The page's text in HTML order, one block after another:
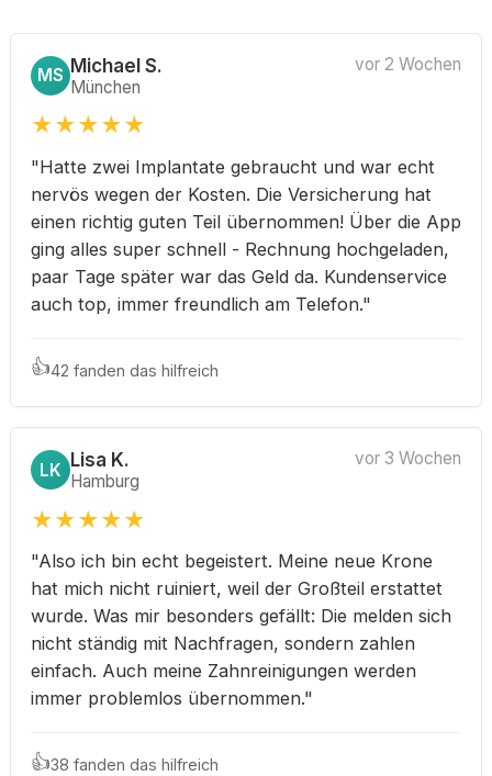
MS Michael S.
München
vor 2 Wochen
★★★★★
"Hatte zwei Implantate gebraucht und war echt
nervös wegen der Kosten. Die Versicherung hat
einen richtig guten Teil übernommen! Über die App
ging alles super schnell - Rechnung hochgeladen,
paar Tage später war das Geld da. Kundenservice
auch top, immer freundlich am Telefon."
👍42 fanden das hilfreich
LK Lisa K.
Hamburg
vor 3 Wochen
★★★★★
"Also ich bin echt begeistert. Meine neue Krone
hat mich nicht ruiniert, weil der Großteil erstattet
wurde. Was mir besonders gefällt: Die melden sich
nicht ständig mit Nachfragen, sondern zahlen
einfach. Auch meine Zahnreinigungen werden
immer problemlos übernommen."
👍38 fanden das hilfreich